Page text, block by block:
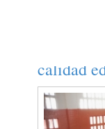
calidad